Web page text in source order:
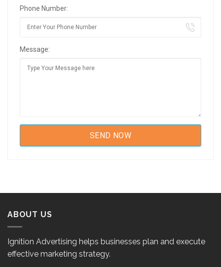
Phone Number:
Message:
ABOUT US
Ignition Advertising helps businesses plan and execute
effective marketing strategy.